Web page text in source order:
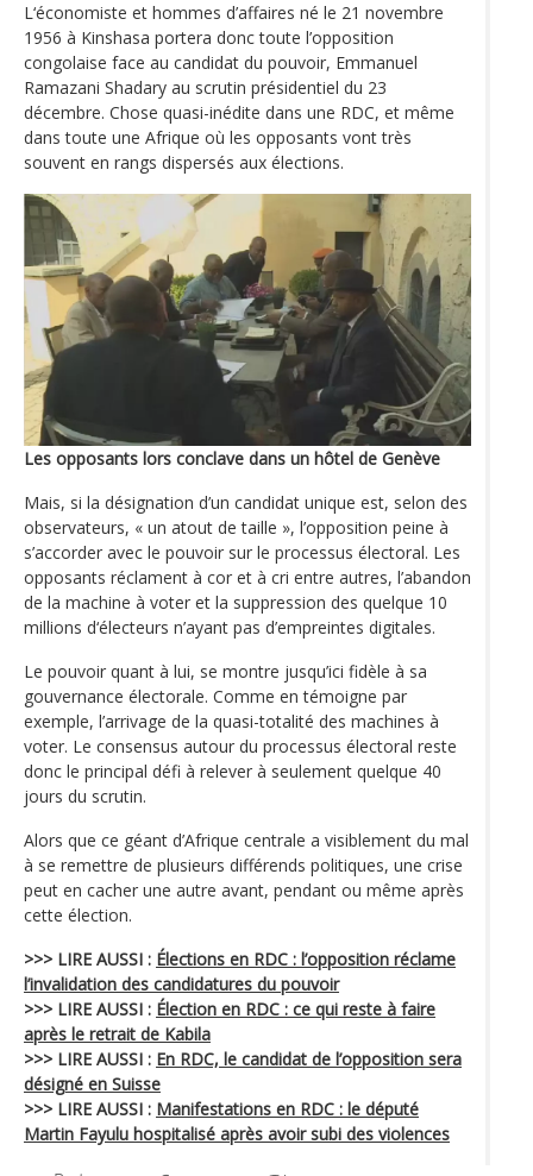
L‘économiste et hommes d’affaires né le 21 novembre
1956 à Kinshasa portera donc toute l’opposition
congolaise face au candidat du pouvoir, Emmanuel
Ramazani Shadary au scrutin présidentiel du 23
décembre. Chose quasi-inédite dans une RDC, et même
dans toute une Afrique où les opposants vont très
souvent en rangs dispersés aux élections.
Les opposants lors conclave dans un hôtel de Genève
Mais, si la désignation d’un candidat unique est, selon des
observateurs, « un atout de taille », l’opposition peine à
s’accorder avec le pouvoir sur le processus électoral. Les
opposants réclament à cor et à cri entre autres, l’abandon
de la machine à voter et la suppression des quelque 10
millions d‘électeurs n’ayant pas d’empreintes digitales.
Le pouvoir quant à lui, se montre jusqu’ici fidèle à sa
gouvernance électorale. Comme en témoigne par
exemple, l’arrivage de la quasi-totalité des machines à
voter. Le consensus autour du processus électoral reste
donc le principal défi à relever à seulement quelque 40
jours du scrutin.
Alors que ce géant d’Afrique centrale a visiblement du mal
à se remettre de plusieurs différends politiques, une crise
peut en cacher une autre avant, pendant ou même après
cette élection.
>>> LIRE AUSSI : Élections en RDC : l’opposition réclame
l’invalidation des candidatures du pouvoir
>>> LIRE AUSSI : Élection en RDC : ce qui reste à faire
après le retrait de Kabila
>>> LIRE AUSSI : En RDC, le candidat de l’opposition sera
désigné en Suisse
>>> LIRE AUSSI : Manifestations en RDC : le député
Martin Fayulu hospitalisé après avoir subi des violences